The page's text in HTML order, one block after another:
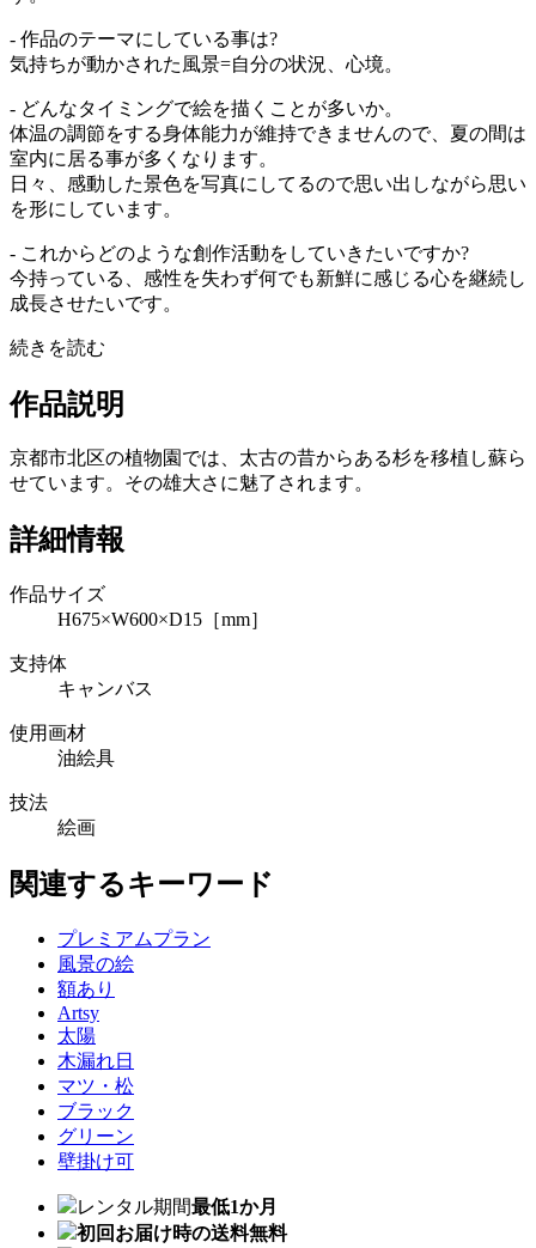
- 作品のテーマにしている事は?
気持ちが動かされた風景=自分の状況、心境。
- どんなタイミングで絵を描くことが多いか。
体温の調節をする身体能力が維持できませんので、夏の間は
室内に居る事が多くなります。
日々、感動した景色を写真にしてるので思い出しながら思い
を形にしています。
- これからどのような創作活動をしていきたいですか?
今持っている、感性を失わず何でも新鮮に感じる心を継続し
成長させたいです。
続きを読む
作品説明
京都市北区の植物園では、太古の昔からある杉を移植し蘇ら
せています。その雄大さに魅了されます。
詳細情報
作品サイズ
H675×W600×D15［mm］
支持体
キャンバス
使用画材
油絵具
技法
絵画
関連するキーワード
プレミアムプラン
風景の絵
額あり
Artsy
太陽
木漏れ日
マツ・松
ブラック
グリーン
壁掛け可
レンタル期間最低1か月
初回お届け時の送料無料